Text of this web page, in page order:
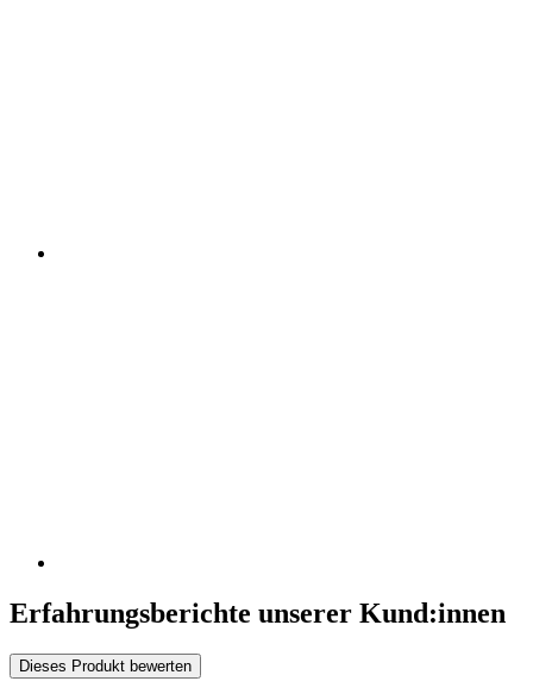
Erfahrungsberichte unserer Kund:innen
Dieses Produkt bewerten